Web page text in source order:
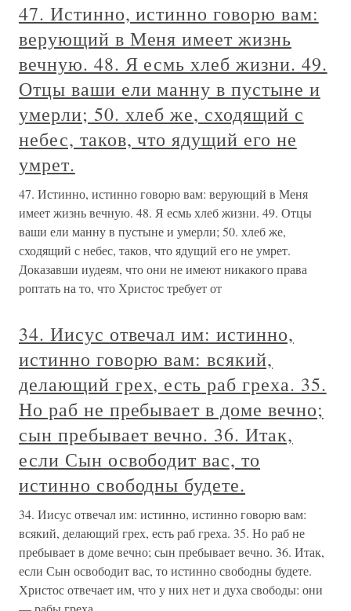
47. Истинно, истинно говорю вам:
верующий в Меня имеет жизнь
вечную. 48. Я есмь хлеб жизни. 49.
Отцы ваши ели манну в пустыне и
умерли; 50. хлеб же, сходящий с
небес, таков, что ядущий его не
умрет.
47. Истинно, истинно говорю вам: верующий в Меня
имеет жизнь вечную. 48. Я есмь хлеб жизни. 49. Отцы
ваши ели манну в пустыне и умерли; 50. хлеб же,
сходящий с небес, таков, что ядущий его не умрет.
Доказавши иудеям, что они не имеют никакого права
роптать на то, что Христос требует от
34. Иисус отвечал им: истинно,
истинно говорю вам: всякий,
делающий грех, есть раб греха. 35.
Но раб не пребывает в доме вечно;
сын пребывает вечно. 36. Итак,
если Сын освободит вас, то
истинно свободны будете.
34. Иисус отвечал им: истинно, истинно говорю вам:
всякий, делающий грех, есть раб греха. 35. Но раб не
пребывает в доме вечно; сын пребывает вечно. 36. Итак,
если Сын освободит вас, то истинно свободны будете.
Христос отвечает им, что у них нет и духа свободы: они